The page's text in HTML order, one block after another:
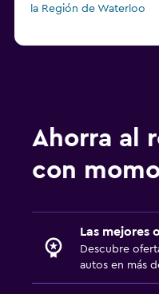
la Región de Waterloo
Ahorra al
con
Las mejores
Descubre
autos en más